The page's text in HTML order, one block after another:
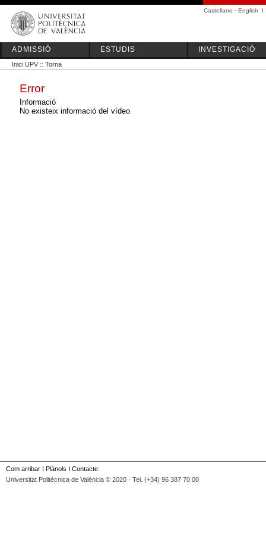
Castellano · English I
ADMISSIÓ ESTUDIS INVESTIGACIÓ
Inici UPV :: Torna
Error
Informació
No existeix informació del vídeo
Com arribar I Plànols I Contacte
Universitat Politècnica de València © 2020 · Tel. (+34) 96 387 70 00